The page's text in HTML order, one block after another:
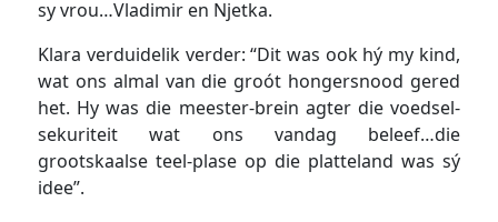
sy vrou…Vladimir en Njetka.
Klara verduidelik verder: “Dit was ook hý my kind,
wat ons almal van die groót hongersnood gered
het. Hy was die meester-brein agter die voedsel-
sekuriteit wat ons vandag beleef…die
grootskaalse teel-plase op die platteland was sý
idee”.